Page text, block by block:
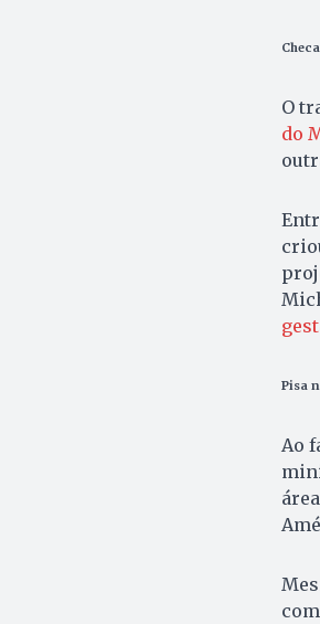
O
do
Pisa
Ao